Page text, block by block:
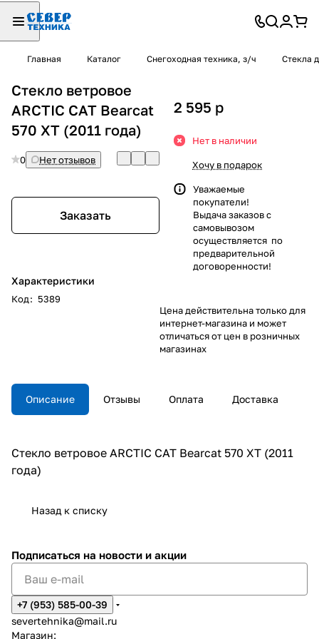
Главная Каталог Снегоходная техника, з/ч Стекла
Стекло ветровое
ARCTIC CAT Bearcat
570 XT (2011 года)
0 Нет отзывов
Заказать
Характеристики
Код: 5389
2 595 p
Нет в наличии
Хочу в подарок
Уважаемые
покупатели!
Выдача заказов с
самовывозом
осуществляется по
предварительной
договоренности!
Цена действительна только для
интернет-магазина и может
отличаться от цен в розничных
магазинах
Описание Отзывы Оплата Доставка
Стекло ветровое ARCTIC CAT Bearcat 570 XT (2011
года)
Назад к списку
Подписаться на новости и акции
+7 (953) 585-00-39
severtehnika@mail.ru
Магазин: